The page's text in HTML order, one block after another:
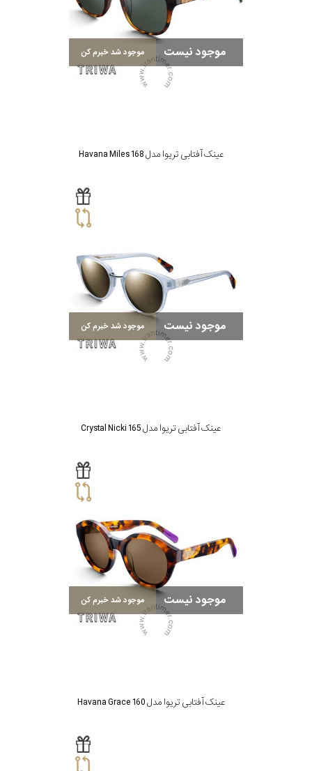
موجود نیست موجود شد خبرم کن
عینک آفتابی تریوا مدل Havana Miles 168
موجود نیست موجود شد خبرم کن
عینک آفتابی تریوا مدل Crystal Nicki 165
موجود نیست موجود شد خبرم کن
عینک آفتابی تریوا مدل Havana Grace 160